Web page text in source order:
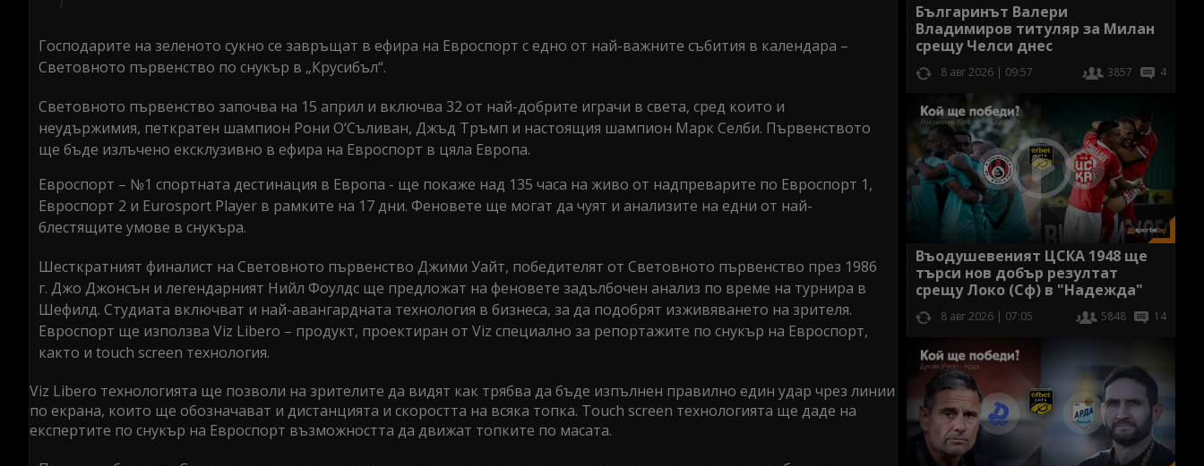
Господарите на зеленото сукно се завръщат в ефира на Евроспорт с едно от най-важните събития в календара –
Световното първенство по снукър в „Крусибъл“.
Световното първенство започва на 15 април и включва 32 от най-добрите играчи в света, сред които и
неудържимия, петкратен шампион Рони О‘Съливан, Джъд Тръмп и настоящия шампион Марк Селби. Първенството
ще бъде излъчено ексклузивно в ефира на Евроспорт в цяла Европа.
Евроспорт – №1 спортната дестинация в Европа - ще покаже над 135 часа на живо от надпреварите по Евроспорт 1,
Евроспорт 2 и Eurosport Player в рамките на 17 дни. Феновете ще могат да чуят и анализите на едни от най-
блестящите умове в снукъра.
Шесткратният финалист на Световното първенство Джими Уайт, победителят от Световното първенство през 1986
г. Джо Джонсън и легендарният Нийл Фоулдс ще предложат на феновете задълбочен анализ по време на турнира в
Шефилд. Студиата включват и най-авангардната технология в бизнеса, за да подобрят изживяването на зрителя.
Евроспорт ще използва Viz Libero – продукт, проектиран от Viz специално за репортажите по снукър на Евроспорт,
както и touch screen технология.
Viz Libero технологията ще позволи на зрителите да видят как трябва да бъде изпълнен правилно един удар чрез линии
по екрана, които ще обозначават и дистанцията и скоростта на всяка топка. Touch screen технологията ще даде на
експертите по снукър на Евроспорт възможността да движат топките по масата.
Българинът Валери
Владимиров титуляр за Милан
срещу Челси днес
8 авг 2026 | 09:57 3857 4
Въодушевеният ЦСКА 1948 ще
търси нов добър резултат
срещу Локо (Сф) в "Надежда"
8 авг 2026 | 07:05 5848 14